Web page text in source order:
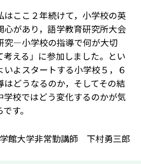
はここ２年続けて，小学校の英
心があり，語学教育研究所大会
究―小学校の指導で何が大切
考える」に参加しました。とい
いよスタートする小学校５，６
はどうなるのか，そしてその結
学校ではどう変化するのかが気
す。
館大学非常勤講師 下村勇三郎